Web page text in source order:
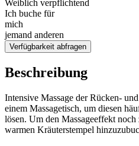
Weiblich verpflichtend
Ich buche für
mich
jemand anderen
Verfügbarkeit abfragen
Beschreibung
Intensive Massage der Rücken-
einem Massagetisch, um diesen
lösen. Um den Massageeffekt
warmen Kräuterstempel